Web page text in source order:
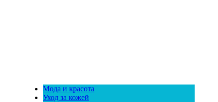
Мода и красота
Уход за кожей